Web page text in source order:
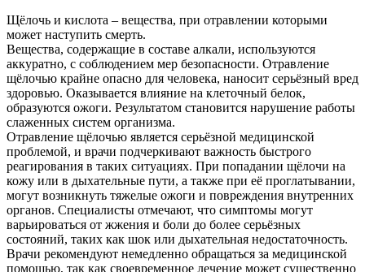
Щёлочь и кислота – вещества, при отравлении которыми
может наступить смерть.
Вещества, содержащие в составе алкали, используются
аккуратно, с соблюдением мер безопасности. Отравление
щёлочью крайне опасно для человека, наносит серьёзный вред
здоровью. Оказывается влияние на клеточный белок,
образуются ожоги. Результатом становится нарушение работы
слаженных систем организма.
Отравление щёлочью является серьёзной медицинской
проблемой, и врачи подчеркивают важность быстрого
реагирования в таких ситуациях. При попадании щёлочи на
кожу или в дыхательные пути, а также при её проглатывании,
могут возникнуть тяжелые ожоги и повреждения внутренних
органов. Специалисты отмечают, что симптомы могут
варьироваться от жжения и боли до более серьёзных
состояний, таких как шок или дыхательная недостаточность.
Врачи рекомендуют немедленно обращаться за медицинской
помощью, так как своевременное лечение может существенно